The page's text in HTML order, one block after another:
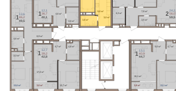
12,7 м²
4,8 м²
17,0 м²
4,7 м²
3,6 м²
1
12,7
39,2
42,8
13,6 м²
4,6 м²
8,9 м²
2,3 м²
1
13,6
46,2
49,5 4,4 м²
4,6 м²
1
12,1
36,7
40,1
5,6 м²
3,8 м²
3,0 м²
4,3 м²
3,5 м²
7,9 м² 2
24,2
56,0
59,5
4,7 м²
13,1 м²
18,1 м²
5,0 м²
3,8 м²
1
13,1
40,9
44,7